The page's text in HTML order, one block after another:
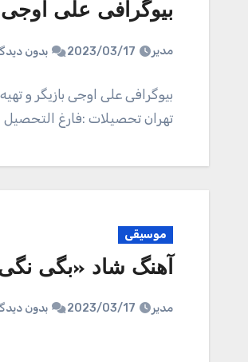
بیوگرافی علی
مدیر 2023/03/17 بدون
تهران تحصیلات :فارغ التحصیل
موسیقی
آهنگ شاد «بگی
مدیر 2023/03/17 بدون